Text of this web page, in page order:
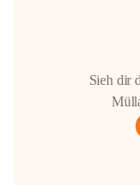
Sieh dir